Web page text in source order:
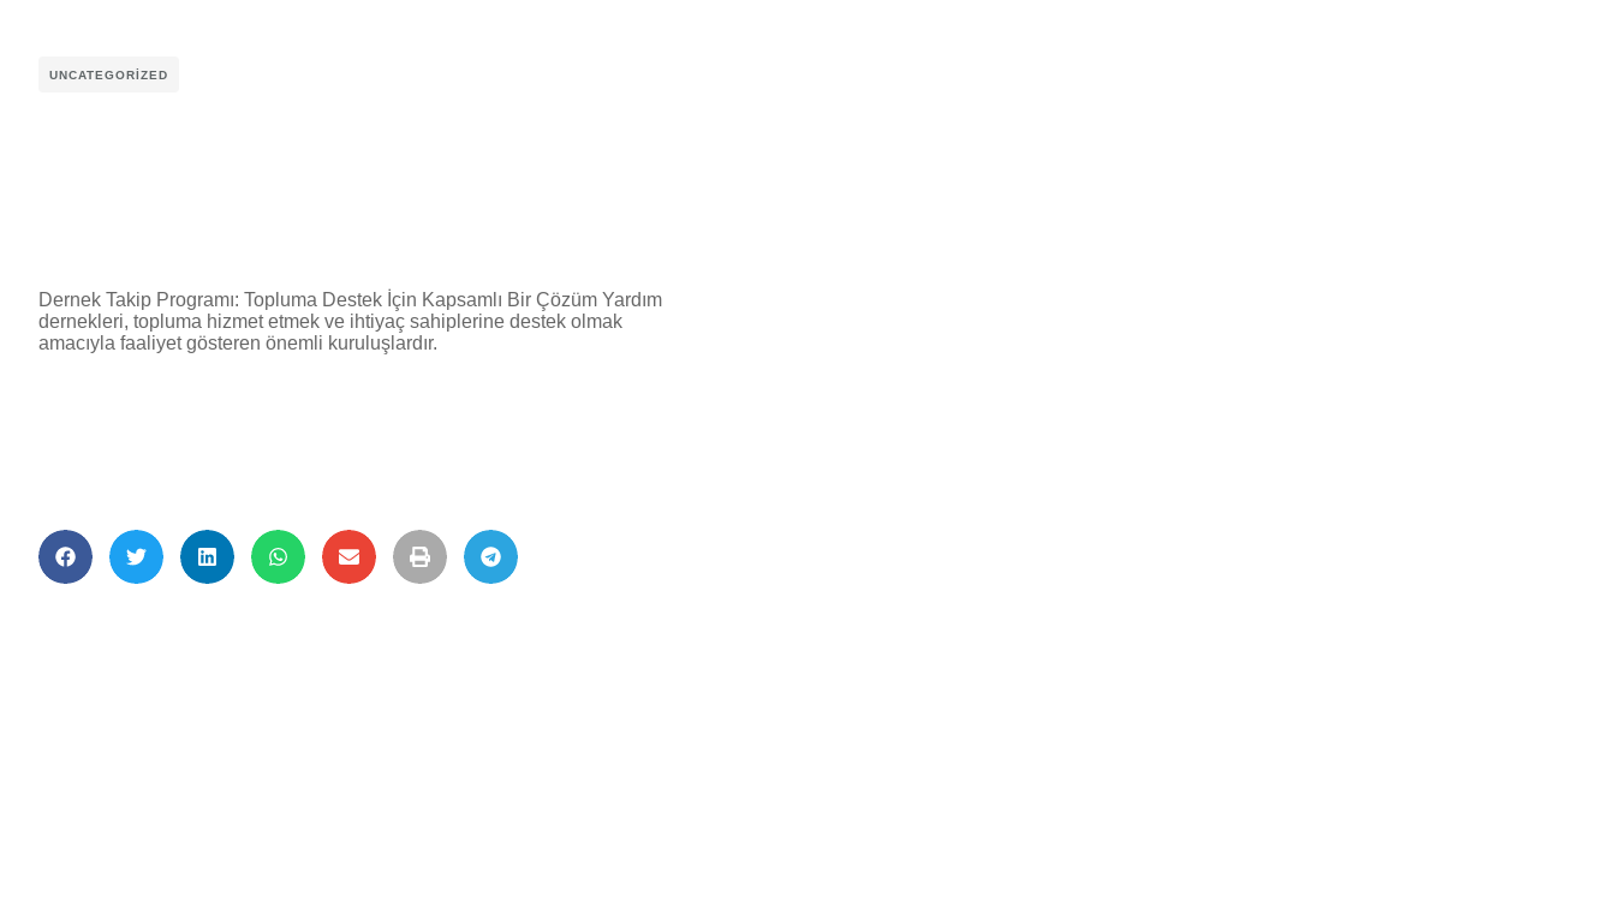
UNCATEGORIZED
Dernek Takip Programı: Topluma Destek İçin Kapsamlı Bir Çözüm Yardım
dernekleri, topluma hizmet etmek ve ihtiyaç sahiplerine destek olmak
amacıyla faaliyet gösteren önemli kuruluşlardır.